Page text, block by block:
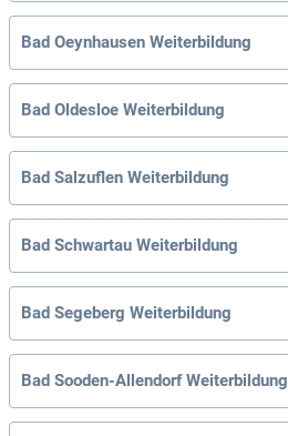
Bad Oeynhausen Weiterbildung
Bad Oldesloe Weiterbildung
Bad Salzuflen Weiterbildung
Bad Schwartau Weiterbildung
Bad Segeberg Weiterbildung
Bad Sooden-Allendorf Weiterbildung